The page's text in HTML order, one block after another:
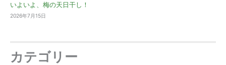
いよいよ、梅の天日干し！
2026年7月15日
カテゴリー